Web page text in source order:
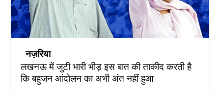
नज़रिया
लखनऊ में जुटी भारी भीड़ इस बात की ताकीद करती है
कि बहुजन आंदोलन का अभी अंत नहीं हुआ